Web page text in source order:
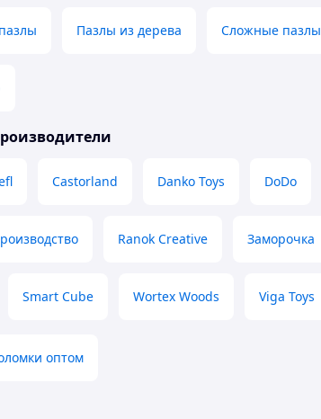
Пазлы из дерева Сложные пазлы
Castorland Danko Toys DoDo
Ranok Creative Заморочка
Smart Cube Wortex Woods Viga Toys
оптом